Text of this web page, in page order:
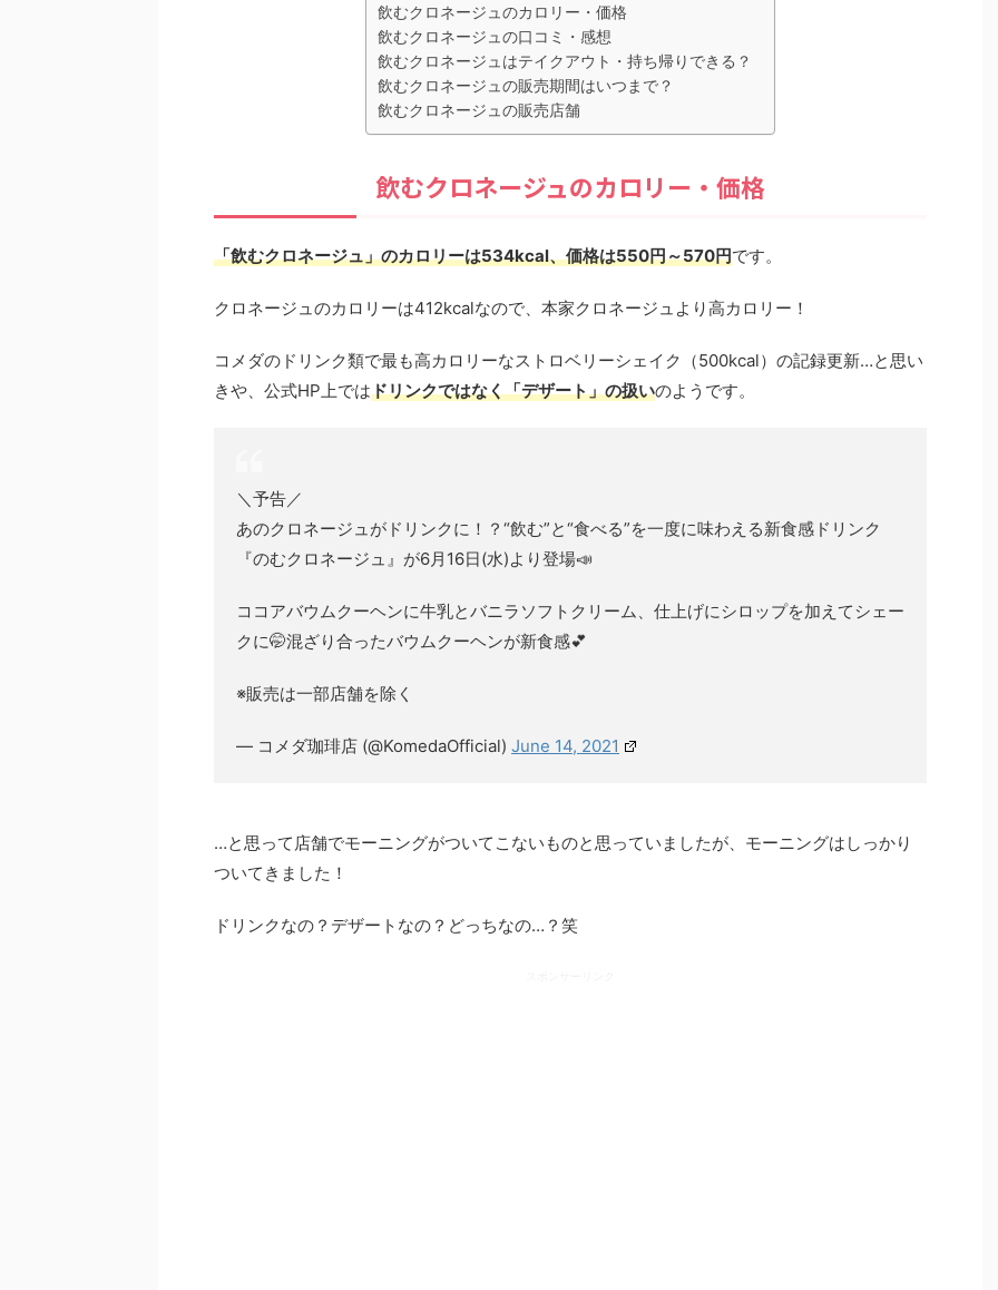
飲むクロネージュのカロリー・価格
飲むクロネージュの口コミ・感想
飲むクロネージュはテイクアウト・持ち帰りできる？
飲むクロネージュの販売期間はいつまで？
飲むクロネージュの販売店舗
飲むクロネージュのカロリー・価格
「飲むクロネージュ」のカロリーは534kcal、価格は550円～570円です。
クロネージュのカロリーは412kcalなので、本家クロネージュより高カロリー！
コメダのドリンク類で最も高カロリーなストロベリーシェイク（500kcal）の記録更新…と思い
きや、公式HP上ではドリンクではなく「デザート」の扱いのようです。
＼予告／
あのクロネージュがドリンクに！？“飲む”と“食べる”を一度に味わえる新食感ドリンク
『のむクロネージュ』が6月16日(水)より登場📣
ココアバウムクーヘンに牛乳とバニラソフトクリーム、仕上げにシロップを加えてシェー
クに🤭混ざり合ったバウムクーヘンが新食感💕
※販売は一部店舗を除く
— コメダ珈琲店 (@KomedaOfficial) June 14, 2021
…と思って店舗でモーニングがついてこないものと思っていましたが、モーニングはしっかり
ついてきました！
ドリンクなの？デザートなの？どっちなの…？笑